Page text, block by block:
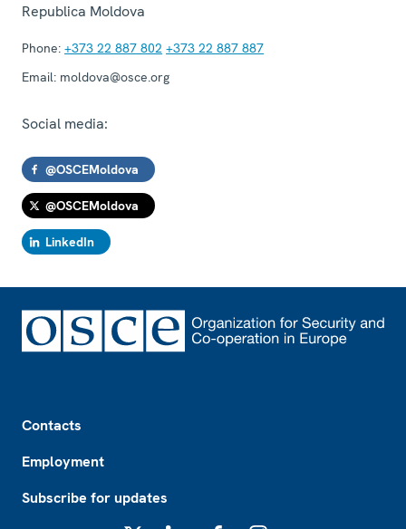
Republica Moldova
Phone: +373 22 887 802 +373 22 887 887
Email: moldova@osce.org
Social media:
@OSCEMoldova
@OSCEMoldova
LinkedIn
Contacts
Employment
Subscribe for updates